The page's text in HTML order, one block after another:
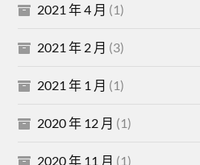
2021 年 4 月 (1)
2021 年 2 月 (3)
2021 年 1 月 (1)
2020 年 12 月 (1)
2020 年 11 月 (1)